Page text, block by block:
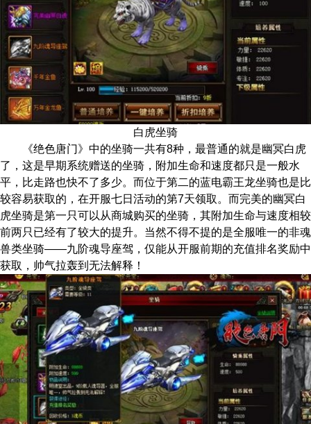
白虎坐骑
《绝色唐门》中的坐骑一共有8种，最普通的就是幽冥白虎
了，这是早期系统赠送的坐骑，附加生命和速度都只是一般水
平，比走路也快不了多少。而位于第二的蓝电霸王龙坐骑也是比
较容易获取的，在开服七日活动的第7天领取。而完美的幽冥白
虎坐骑是第一只可以从商城购买的坐骑，其附加生命与速度相较
前两只已经有了较大的提升。当然不得不提的是全服唯一的非魂
兽类坐骑——九阶魂导座驾，仅能从开服前期的充值排名奖励中
获取，帅气拉轰到无法解释！